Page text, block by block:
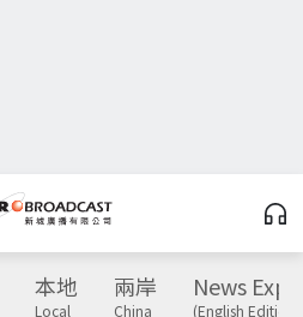
本地
Local
兩岸
China
News
(English Edition)